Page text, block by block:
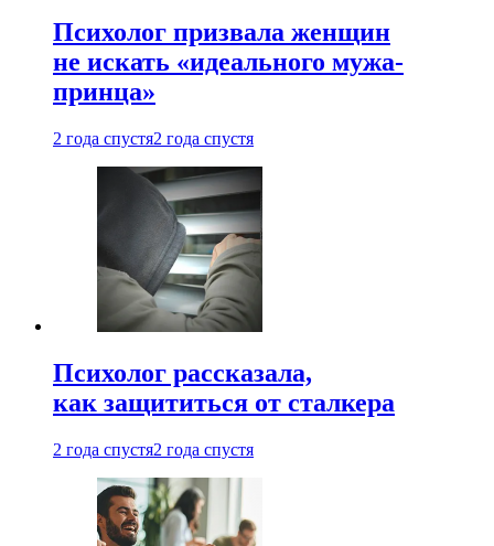
Психолог призвала женщин
не искать «идеального мужа-
принца»
2 года спустя2 года спустя
Психолог рассказала,
как защититься от сталкера
2 года спустя2 года спустя